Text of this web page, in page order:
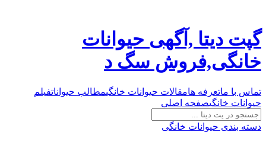
گپت دیتا ,آگهی حیوانات
خانگی,فروش سگ د
تماس با ماتعرفه هامقالات حیوانات خانگیمطالب حیواناتفیلم
حیوانات خانگیصفحه اصلی
دسته بندی حیوانات خانگی